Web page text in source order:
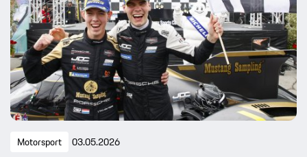
Motorsport 03.05.2026